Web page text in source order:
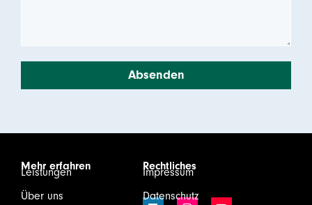
Absenden
Mehr erfahren
Leistungen
Über uns
Rechtliches
Impressum
Datenschutz